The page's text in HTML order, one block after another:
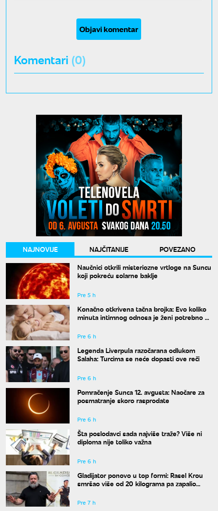
Objavi komentar
Komentari (0)
NAJNOVIJE NAJČITANIJE
POVEZANO
Naučnici otkrili misteriozne vrtloge na Suncu
koji pokreću solarne baklje
Pre 5 h
Konačno otkrivena tačna brojka: Evo koliko
minuta intimnog odnosa je ženi potrebno da
Pre 6 h
Legenda Liverpula razočarana odlukom
Salaha: Turcima se neće dopasti ove reči
Pre 6 h
Pomračenje Sunca 12. avgusta: Naočare za
posmatranje skoro rasprodate
Pre 6 h
Šta poslodavci sada najviše traže? Više ni
diploma nije toliko važna
Pre 6 h
Gladijator ponovo u top formi: Rasel Krou
smršao više od 20 kilograma pa zapalio
Pre 7 h